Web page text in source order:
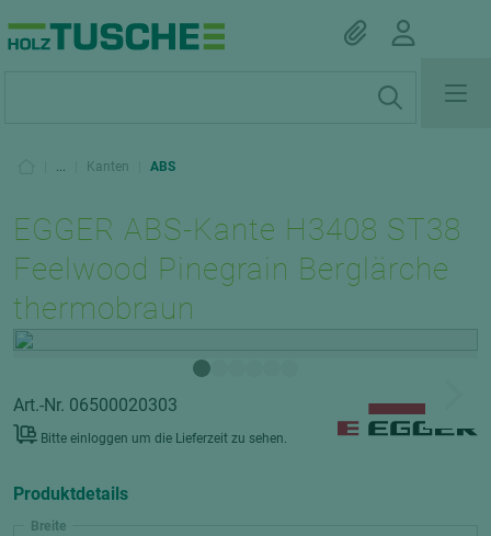
... Kanten ABS
EGGER ABS-Kante H3408 ST38
Feelwood Pinegrain Berglärche
thermobraun
Art.-Nr. 06500020303
Bitte einloggen um die Lieferzeit zu sehen.
Produktdetails
Breite